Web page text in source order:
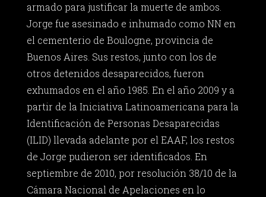
armado para justificar la muerte de ambos.
Jorge fue asesinado e inhumado como NN en
el cementerio de Boulogne, provincia de
Buenos Aires. Sus restos, junto con los de
otros detenidos desaparecidos, fueron
exhumados en el año 1985. En el año 2009 y a
partir de la Iniciativa Latinoamericana para la
Identificación de Personas Desaparecidas
(ILID) llevada adelante por el EAAF, los restos
de Jorge pudieron ser identificados. En
septiembre de 2010, por resolución 38/10 de la
Cámara Nacional de Apelaciones en lo